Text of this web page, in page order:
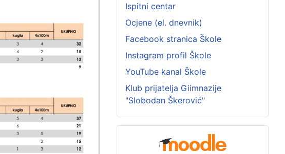
Ispitni centar
Ocjene (el. dnevnik)
Facebook stranica Škole
Instagram profil Škole
YouTube kanal Škole
Klub prijatelja Giimnazije
"Slobodan Škerović"